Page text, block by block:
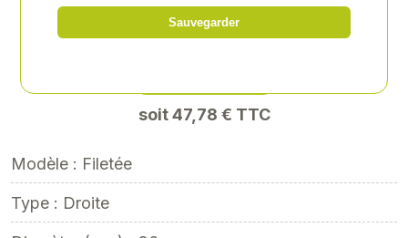
Référence: AGR-215422
soit 47,78 € TTC
Modèle : Filetée
Type : Droite
Sauvegarder